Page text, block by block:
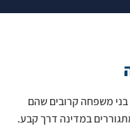
בני משפחה קרובים שהם
במדינה דרך קבע.